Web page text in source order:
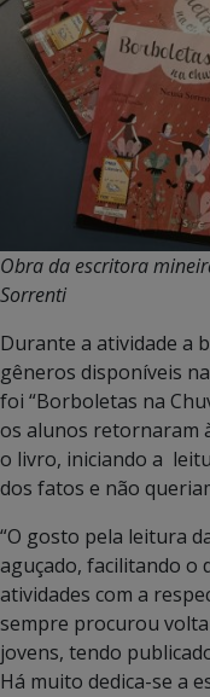
Obra da escritora
Sorrenti
Durante a atividade a
gêneros disponíveis
foi “Borboletas na
os alunos retornaram
o livro, iniciando a
dos fatos e não
“O gosto pela leitura
aguçado, facilitando o
atividades com a
sempre procurou
jovens, tendo
Há muito dedica-se a